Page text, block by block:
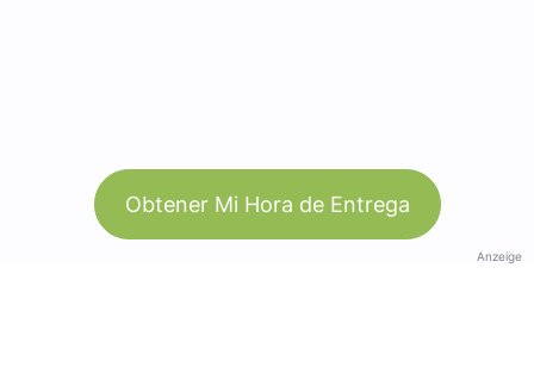
Obtener Mi Hora de Entrega
Anzeige